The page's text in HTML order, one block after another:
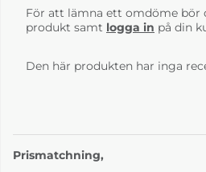
För att lämna ett omdöme bör
produkt samt logga in på din
Den här produkten har inga
Prismatchning,